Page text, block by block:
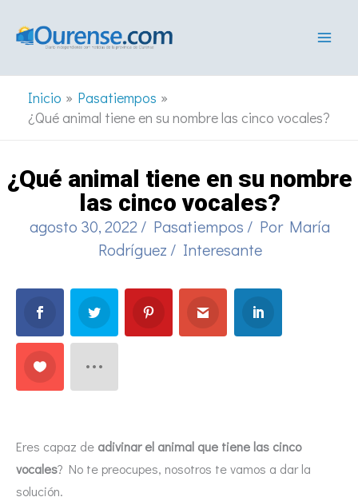
Inicio
Pasatiempos
¿Qué animal tiene en su nombre las cinco vocales?
¿Qué animal tiene en su nombre
las cinco vocales?
agosto 30, 2022 / Pasatiempos / Por María
Rodríguez / Interesante
Eres capaz de adivinar el animal que tiene las cinco
vocales? No te preocupes, nosotros te vamos a dar la
solución.